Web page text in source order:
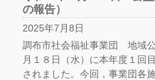
の報告）
2025年7月8日
調布市社会福祉事業団 地域
月１８日（水）に本年度１回
されました。今回，事業団各